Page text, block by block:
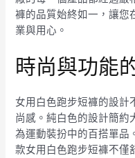
褲的品質始終如一，讓您
業與用心。
時尚與功能
女用白色跑步短褲的設計
尚感。純白色的設計簡約
為運動裝扮中的百搭單品
款女用白色跑步短褲不僅